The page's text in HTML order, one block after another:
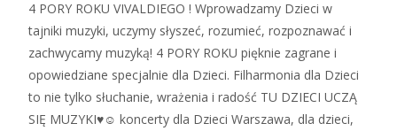
4 PORY ROKU VIVALDIEGO ! Wprowadzamy Dzieci w
tajniki muzyki, uczymy słyszeć, rozumieć, rozpoznawać i
zachwycamy muzyką! 4 PORY ROKU pięknie zagrane i
opowiedziane specjalnie dla Dzieci. Filharmonia dla Dzieci
to nie tylko słuchanie, wrażenia i radość TU DZIECI UCZĄ
SIĘ MUZYKI♥☺ koncerty dla Dzieci Warszawa, dla dzieci,